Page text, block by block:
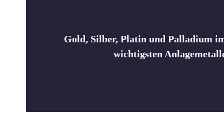
Gold, Silber, Platin und Palladium
wichtigsten